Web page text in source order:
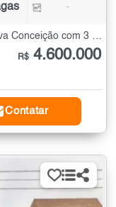
-
R$ 4.600.000
Contatar